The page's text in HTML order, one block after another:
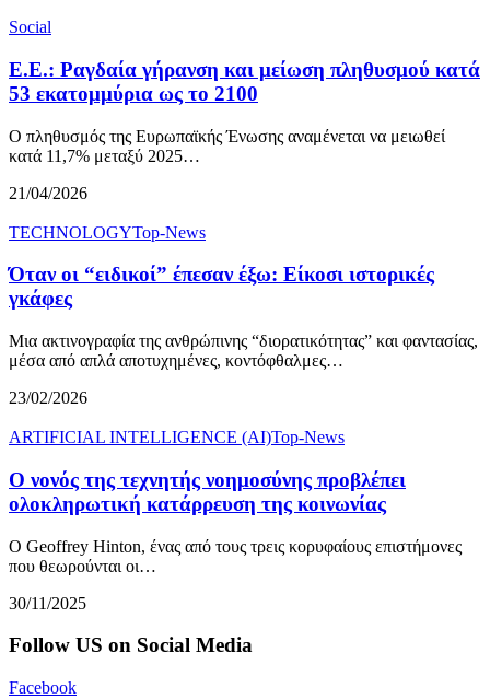
Social
Ε.Ε.: Ραγδαία γήρανση και μείωση πληθυσμού κατά
53 εκατομμύρια ως το 2100
Ο πληθυσμός της Ευρωπαϊκής Ένωσης αναμένεται να μειωθεί
κατά 11,7% μεταξύ 2025…
21/04/2026
TECHNOLOGYTop-News
Όταν οι “ειδικοί” έπεσαν έξω: Είκοσι ιστορικές
γκάφες
Μια ακτινογραφία της ανθρώπινης “διορατικότητας” και φαντασίας,
μέσα από απλά αποτυχημένες, κοντόφθαλμες…
23/02/2026
ARTIFICIAL INTELLIGENCE (AI)Top-News
Ο νονός της τεχνητής νοημοσύνης προβλέπει
ολοκληρωτική κατάρρευση της κοινωνίας
Ο Geoffrey Hinton, ένας από τους τρεις κορυφαίους επιστήμονες
που θεωρούνται οι…
30/11/2025
Follow US on Social Media
Facebook